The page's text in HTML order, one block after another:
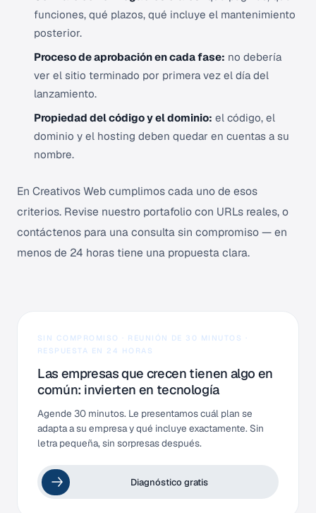
funciones, qué plazos, qué incluye el mantenimiento
posterior.
Proceso de aprobación en cada fase: no debería
ver el sitio terminado por primera vez el día del
lanzamiento.
Propiedad del código y el dominio: el código, el
dominio y el hosting deben quedar en cuentas a su
nombre.
En Creativos Web cumplimos cada uno de esos
criterios. Revise nuestro portafoliocon URLs reales, o
contáctenos para una consulta sin compromiso— en
menos de 24 horas tiene una propuesta clara.
SIN COMPROMISO · REUNIÓN DE 30 MINUTOS ·
RESPUESTA EN 24 HORAS
Las empresas que crecen tienen algo en
común: invierten en tecnología
Agende 30 minutos. Le presentamos cuál plan se
adapta a su empresa y qué incluye exactamente. Sin
letra pequeña, sin sorpresas después.
Diagnóstico gratis